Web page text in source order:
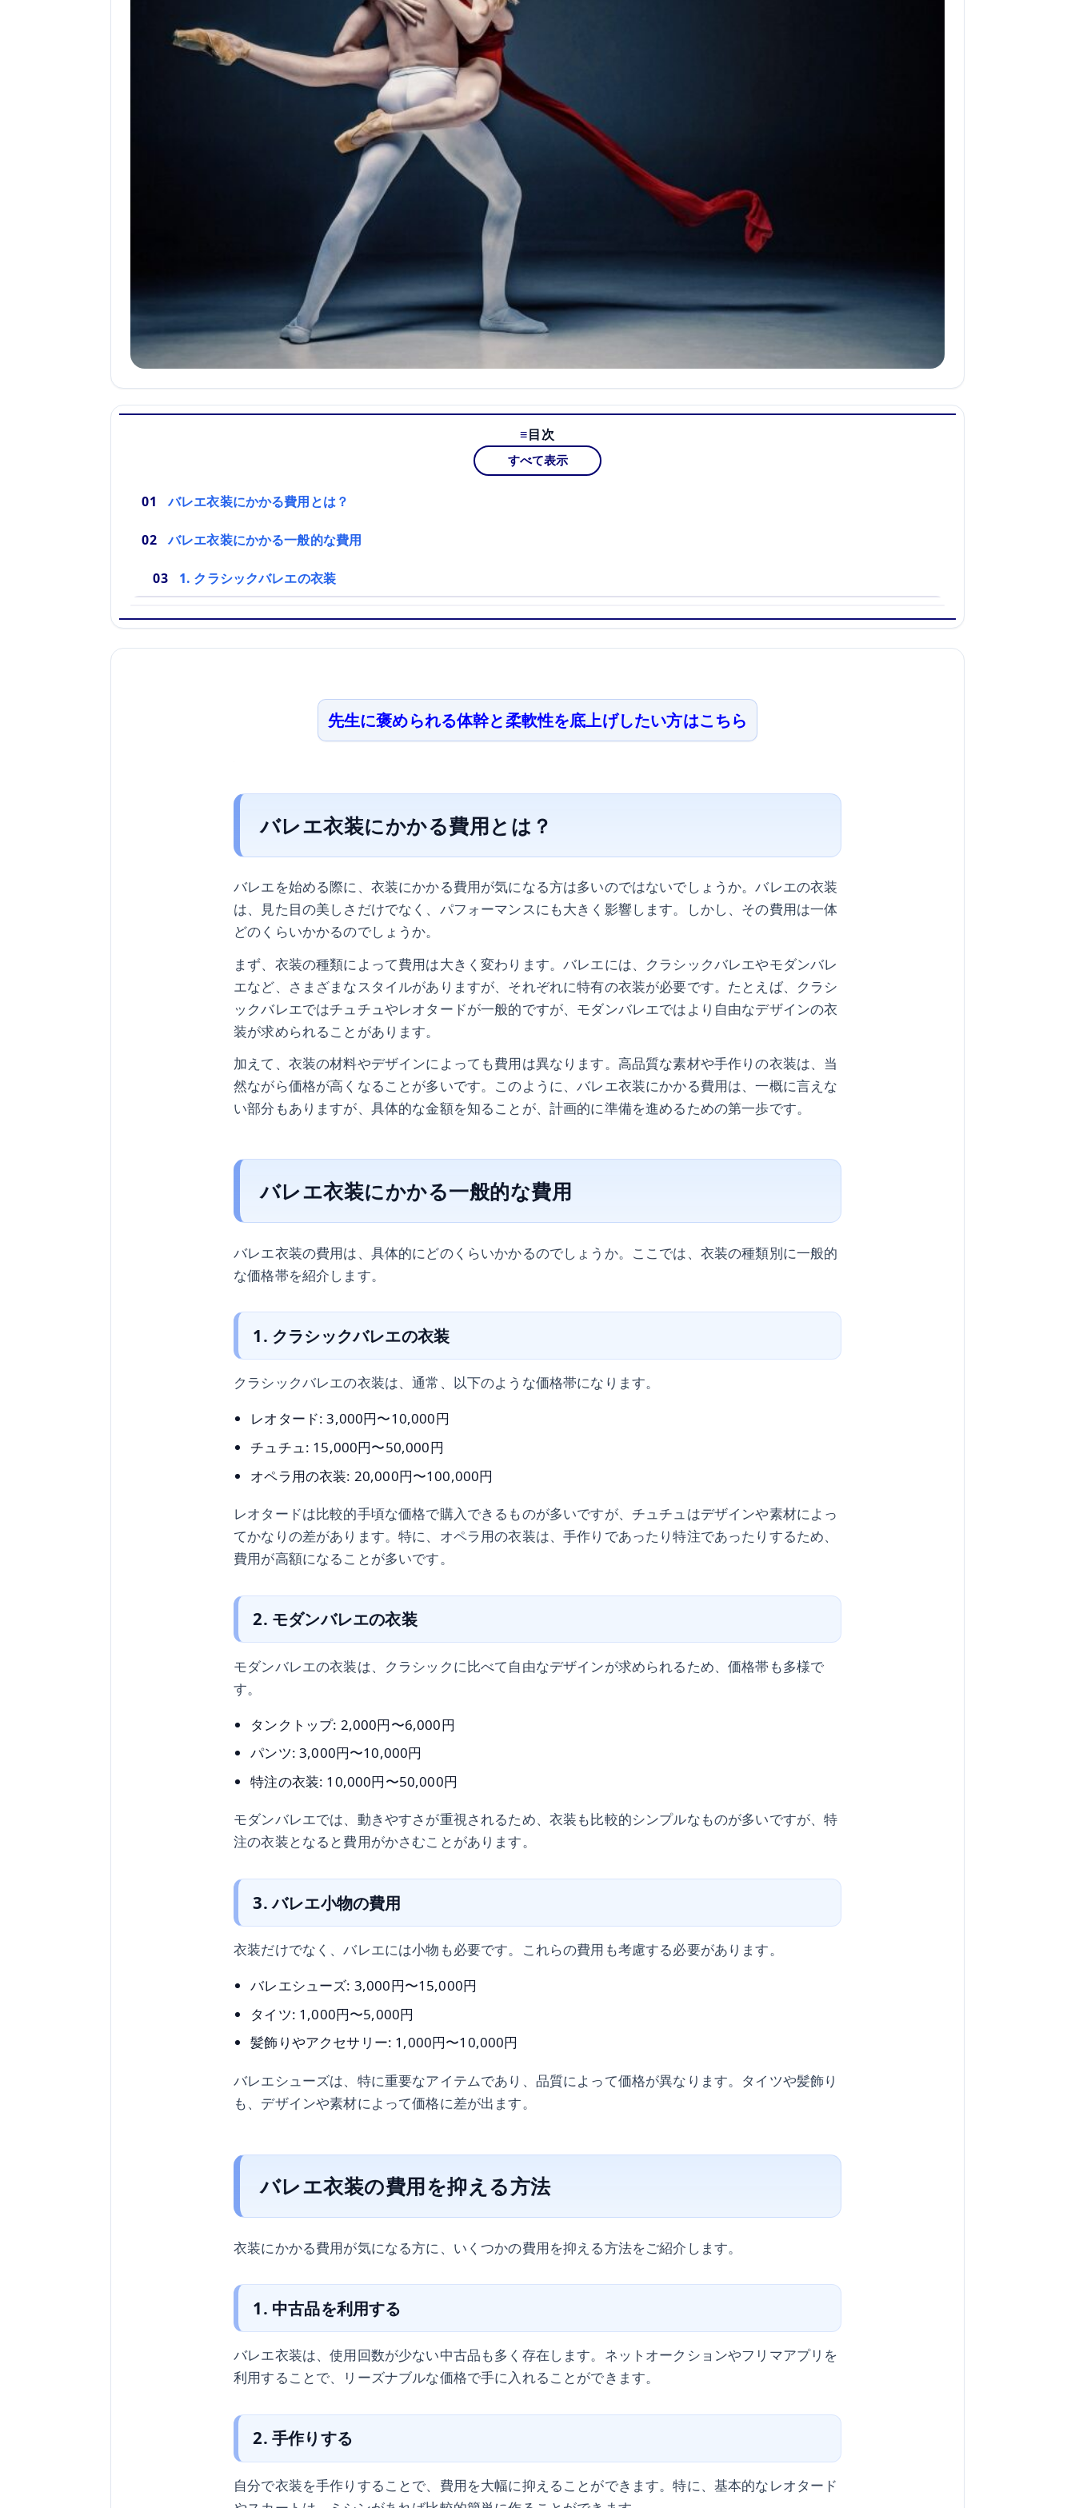
目次
すべて表示
バレエ衣装にかかる費用とは？
バレエ衣装にかかる一般的な費用
1. クラシックバレエの衣装
先生に褒められる体幹と柔軟性を底上げしたい方はこちら
バレエ衣装にかかる費用とは？
バレエを始める際に、衣装にかかる費用が気になる方は多いのではないでしょうか。バレエの衣装
は、見た目の美しさだけでなく、パフォーマンスにも大きく影響します。しかし、その費用は一体
どのくらいかかるのでしょうか。
まず、衣装の種類によって費用は大きく変わります。バレエには、クラシックバレエやモダンバレ
エなど、さまざまなスタイルがありますが、それぞれに特有の衣装が必要です。たとえば、クラシ
ックバレエではチュチュやレオタードが一般的ですが、モダンバレエではより自由なデザインの衣
装が求められることがあります。
加えて、衣装の材料やデザインによっても費用は異なります。高品質な素材や手作りの衣装は、当
然ながら価格が高くなることが多いです。このように、バレエ衣装にかかる費用は、一概に言えな
い部分もありますが、具体的な金額を知ることが、計画的に準備を進めるための第一歩です。
バレエ衣装にかかる一般的な費用
バレエ衣装の費用は、具体的にどのくらいかかるのでしょうか。ここでは、衣装の種類別に一般的
な価格帯を紹介します。
1. クラシックバレエの衣装
クラシックバレエの衣装は、通常、以下のような価格帯になります。
レオタード: 3,000円〜10,000円
チュチュ: 15,000円〜50,000円
オペラ用の衣装: 20,000円〜100,000円
レオタードは比較的手頃な価格で購入できるものが多いですが、チュチュはデザインや素材によっ
てかなりの差があります。特に、オペラ用の衣装は、手作りであったり特注であったりするため、
費用が高額になることが多いです。
2. モダンバレエの衣装
モダンバレエの衣装は、クラシックに比べて自由なデザインが求められるため、価格帯も多様で
す。
タンクトップ: 2,000円〜6,000円
パンツ: 3,000円〜10,000円
特注の衣装: 10,000円〜50,000円
モダンバレエでは、動きやすさが重視されるため、衣装も比較的シンプルなものが多いですが、特
注の衣装となると費用がかさむことがあります。
3. バレエ小物の費用
衣装だけでなく、バレエには小物も必要です。これらの費用も考慮する必要があります。
バレエシューズ: 3,000円〜15,000円
タイツ: 1,000円〜5,000円
髪飾りやアクセサリー: 1,000円〜10,000円
バレエシューズは、特に重要なアイテムであり、品質によって価格が異なります。タイツや髪飾り
も、デザインや素材によって価格に差が出ます。
バレエ衣装の費用を抑える方法
衣装にかかる費用が気になる方に、いくつかの費用を抑える方法をご紹介します。
1. 中古品を利用する
バレエ衣装は、使用回数が少ない中古品も多く存在します。ネットオークションやフリマアプリを
利用することで、リーズナブルな価格で手に入れることができます。
2. 手作りする
自分で衣装を手作りすることで、費用を大幅に抑えることができます。特に、基本的なレオタード